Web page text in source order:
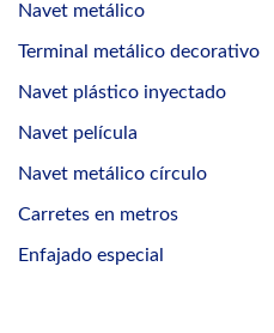
Navet metálico
Terminal metálico decorativo
Navet plástico inyectado
Navet película
Navet metálico círculo
Carretes en metros
Enfajado especial